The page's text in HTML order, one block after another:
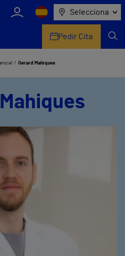
Selecciona
Pedir Cita
Gerard Mahiques